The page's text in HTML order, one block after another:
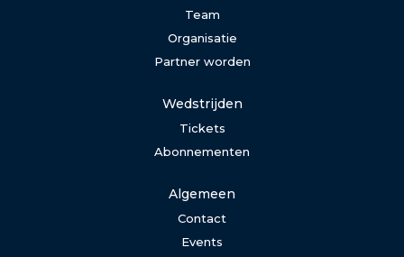
Team
Organisatie
Partner worden
Wedstrijden
Tickets
Abonnementen
Algemeen
Contact
Events